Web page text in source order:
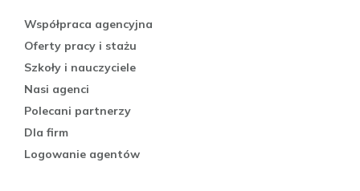
Współpraca agencyjna
Oferty pracy i stażu
Szkoły i nauczyciele
Nasi agenci
Polecani partnerzy
Dla firm
Logowanie agentów